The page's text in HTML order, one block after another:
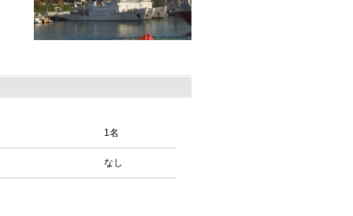
1名
なし